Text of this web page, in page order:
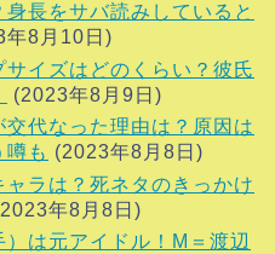
長をサバ読みしていると
年8月10日)
イズはどのくらい？彼氏
(2023年8月9日)
交代なった理由は？原因は
噂も (2023年8月8日)
ラは？死ネタのきっかけ
年8月8日)
は元アイドル！M＝渡辺